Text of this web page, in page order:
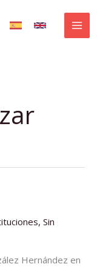
, Sin
Hernández en